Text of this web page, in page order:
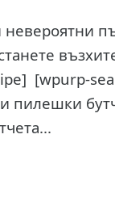
невероятни
[wpurp-
пилешки